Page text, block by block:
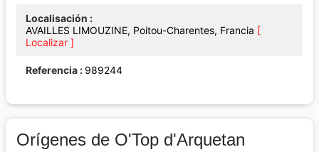
Localisación
AVAILLES LIMOUZINE, Poitou-Charentes, Francia [
Localizar ]
Referencia 989244
Orígenes de O'Top d'Arquetan